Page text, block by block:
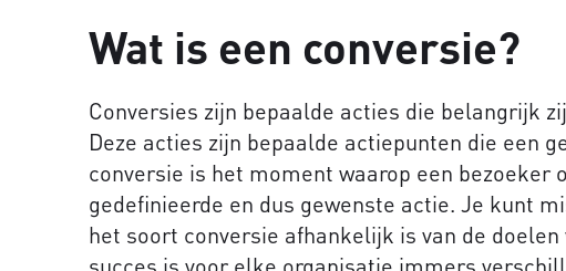
Wat is een conversie?
Conversies zijn bepaalde acties die belangrijk
Deze acties zijn bepaalde actiepunten die een
conversie is het moment waarop een bezoeker
gedefinieerde en dus gewenste actie. Je kunt
het soort conversie afhankelijk is van de
succes is voor elke organisatie immers